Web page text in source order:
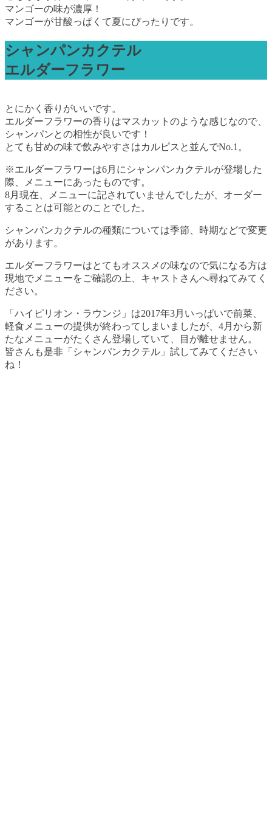
マンゴーの味が濃厚！
マンゴーが甘酸っぱくて夏にぴったりです。
シャンパンカクテル
エルダーフラワー
とにかく香りがいいです。
エルダーフラワーの香りはマスカットのような感じなので、
シャンパンとの相性が良いです！
とても甘めの味で飲みやすさはカルピスと並んでNo.1。
※エルダーフラワーは6月にシャンパンカクテルが登場した
際、メニューにあったものです。
8月現在、メニューに記されていませんでしたが、オーダー
することは可能とのことでした。
シャンパンカクテルの種類については季節、時期などで変更
があります。
エルダーフラワーはとてもオススメの味なので気になる方は
現地でメニューをご確認の上、キャストさんへ尋ねてみてく
ださい。
「ハイピリオン・ラウンジ」は2017年3月いっぱいで前菜、
軽食メニューの提供が終わってしまいましたが、4月から新
たなメニューがたくさん登場していて、目が離せません。
皆さんも是非「シャンパンカクテル」試してみてください
ね！